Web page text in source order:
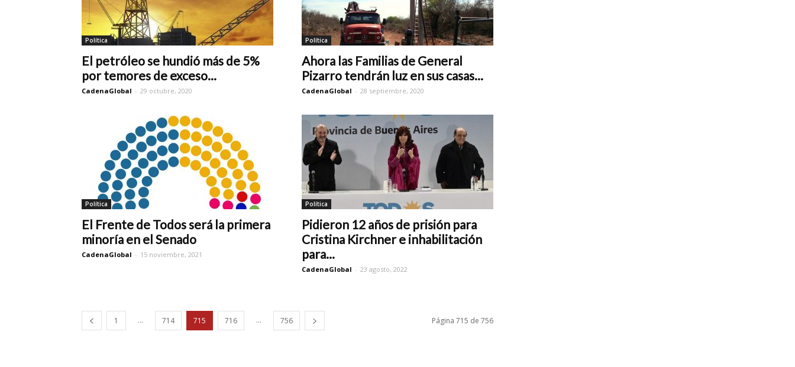
Política
El petróleo se hundió más de 5%
por temores de exceso...
CadenaGlobal - 29 octubre, 2020
Política
Ahora las Familias de General
Pizarro tendrán luz en sus casas...
CadenaGlobal - 28 septiembre, 2020
Política
El Frente de Todos será la primera
minoría en el Senado
CadenaGlobal - 15 noviembre, 2021
Política
Pidieron 12 años de prisión para
Cristina Kirchner e inhabilitación
para...
CadenaGlobal - 23 agosto, 2022
1 ... 714 715 716 ... 756 Página 715 de 756